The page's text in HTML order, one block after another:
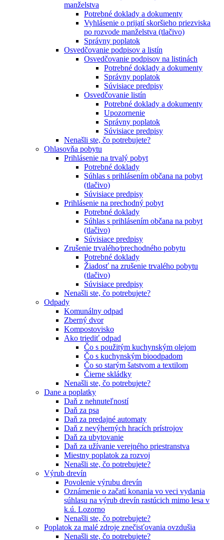
manželstva
Potrebné doklady a dokumenty
Vyhlásenie o prijatí skoršieho priezviska
po rozvode manželstva (tlačivo)
Správny poplatok
Osvedčovanie podpisov a listín
Osvedčovanie podpisov na listinách
Potrebné doklady a dokumenty
Správny poplatok
Súvisiace predpisy
Osvedčovanie listín
Potrebné doklady a dokumenty
Upozornenie
Správny poplatok
Súvisiace predpisy
Nenašli ste, čo potrebujete?
Ohlasovňa pobytu
Prihlásenie na trvalý pobyt
Potrebné doklady
Súhlas s prihlásením občana na pobyt
(tlačivo)
Súvisiace predpisy
Prihlásenie na prechodný pobyt
Potrebné doklady
Súhlas s prihlásením občana na pobyt
(tlačivo)
Súvisiace predpisy
Zrušenie trvalého⁄prechodného pobytu
Potrebné doklady
Žiadosť na zrušenie trvalého pobytu
(tlačivo)
Súvisiace predpisy
Nenašli ste, čo potrebujete?
Odpady
Komunálny odpad
Zberný dvor
Kompostovisko
Ako triediť odpad
Čo s použitým kuchynským olejom
Čo s kuchynským bioodpadom
Čo so starým šatstvom a textilom
Čierne skládky
Nenašli ste, čo potrebujete?
Dane a poplatky
Daň z nehnuteľností
Daň za psa
Daň za predajné automaty
Daň z nevýherných hracích prístrojov
Daň za ubytovanie
Daň za užívanie verejného priestranstva
Miestny poplatok za rozvoj
Nenašli ste, čo potrebujete?
Výrub drevín
Povolenie výrubu drevín
Oznámenie o začatí konania vo veci vydania
súhlasu na výrub drevín rastúcich mimo lesa v
k.ú. Lozorno
Nenašli ste, čo potrebujete?
Poplatok za malé zdroje znečisťovania ovzdušia
Nenašli ste, čo potrebujete?